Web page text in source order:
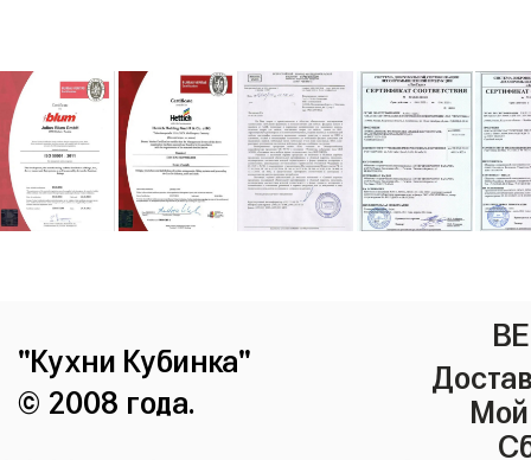
"Кухни Кубинка"
© 2008 года.